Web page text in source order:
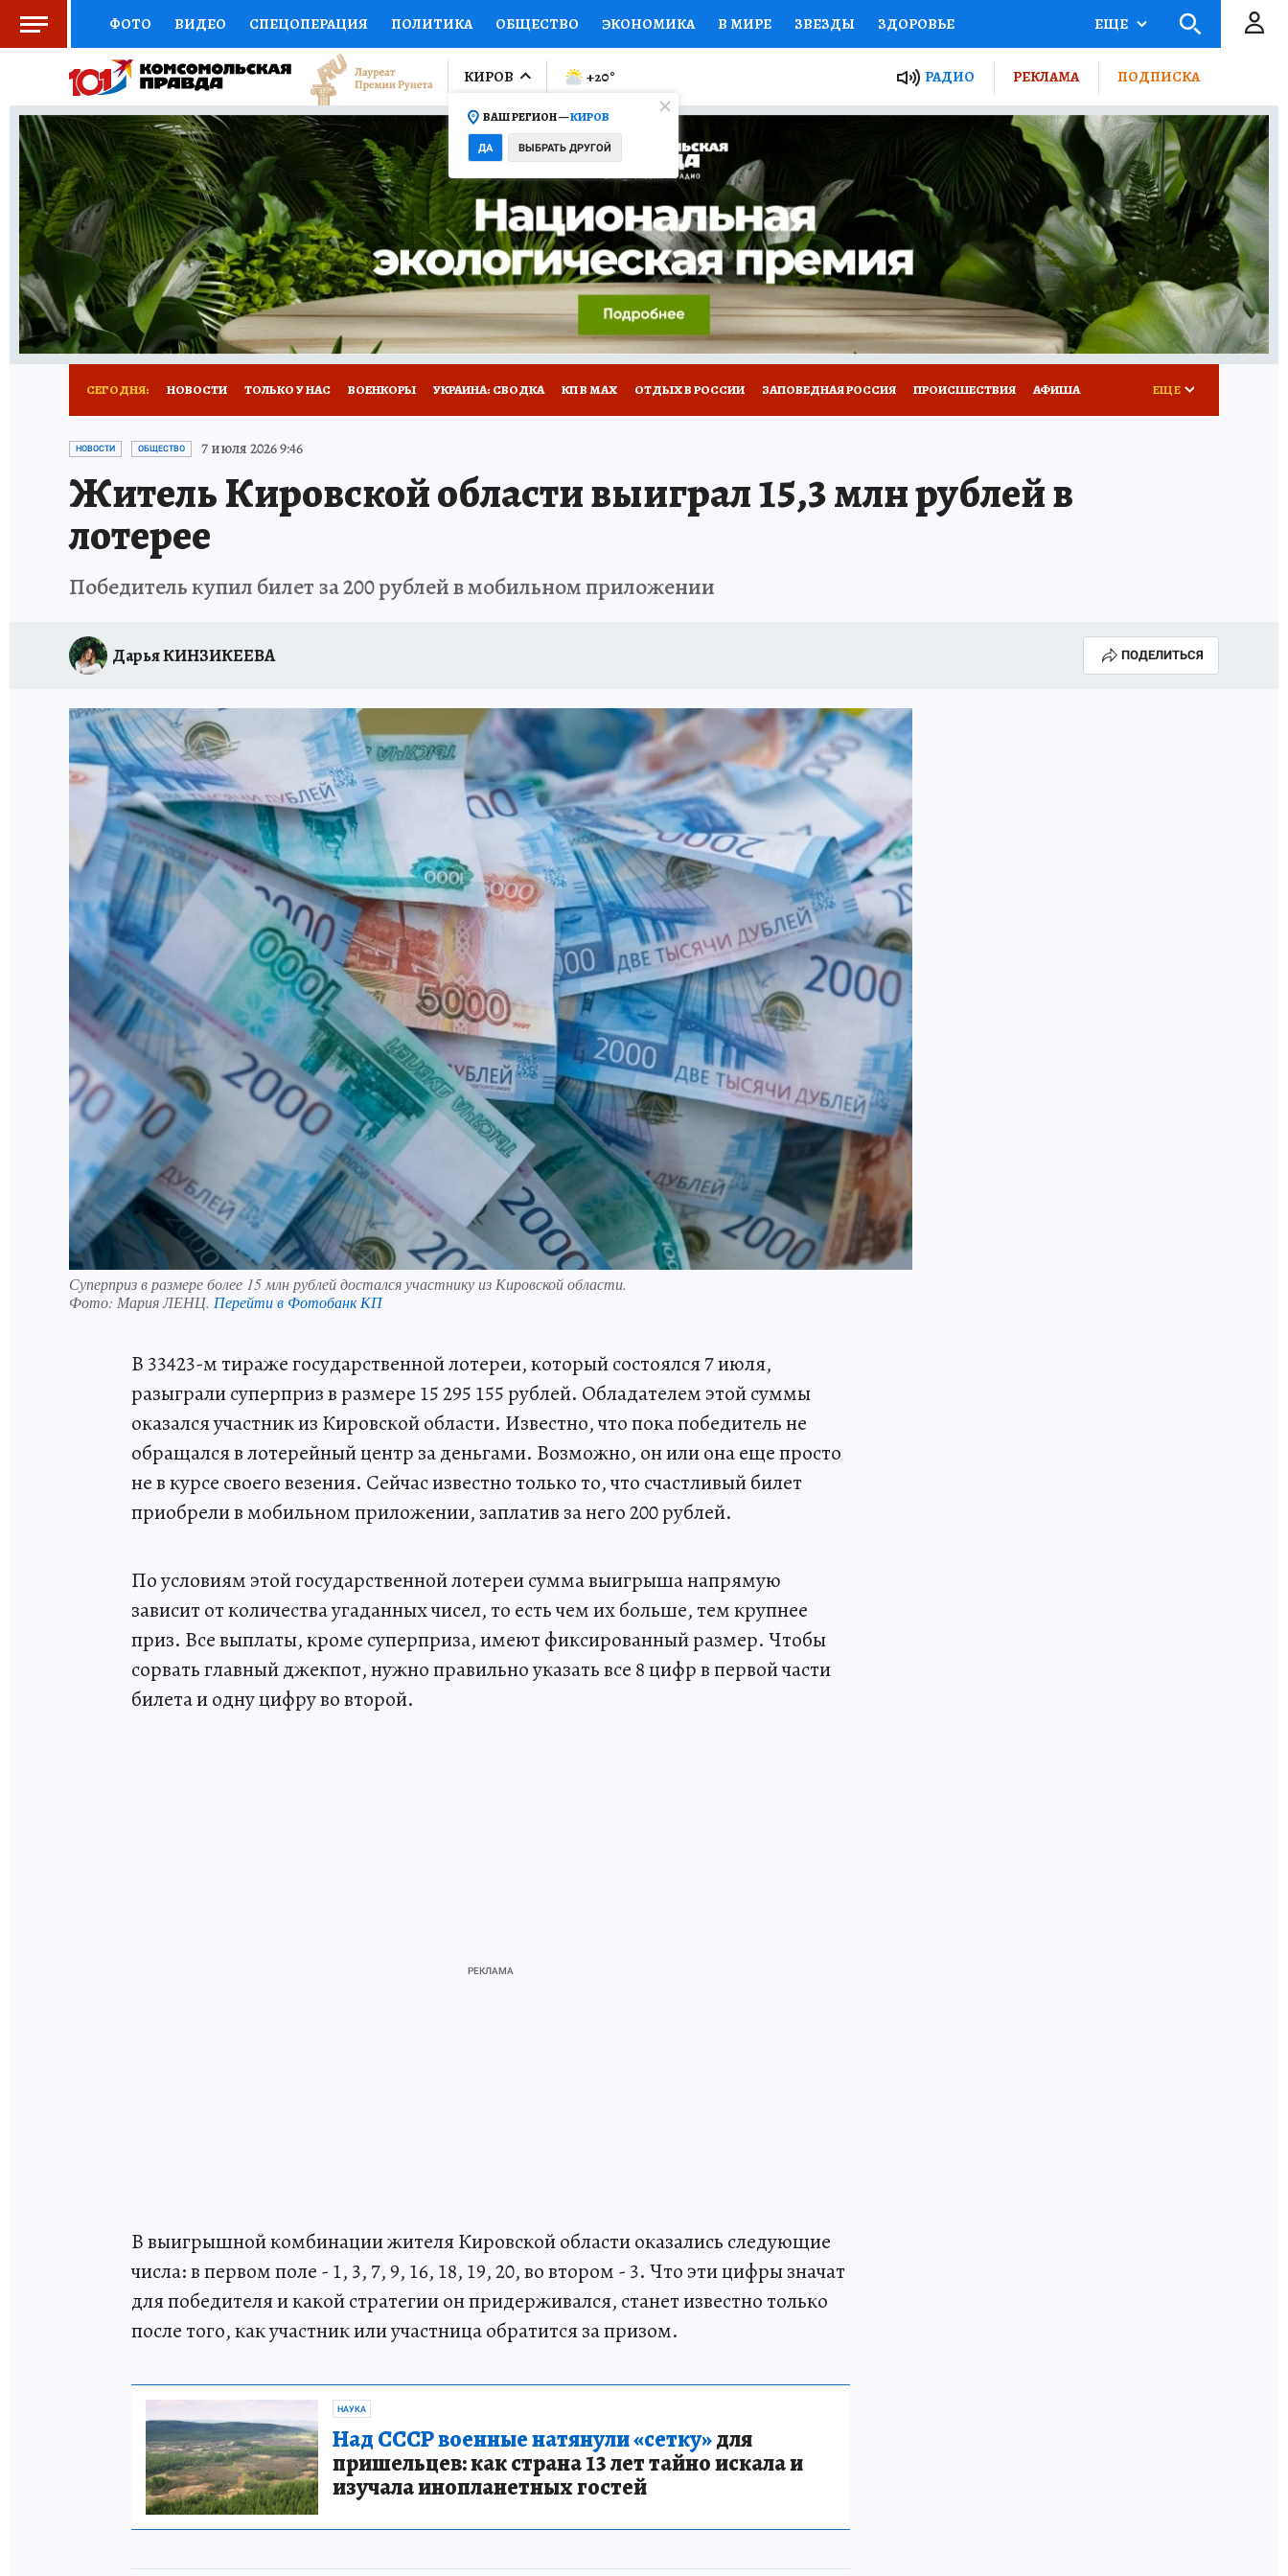
ФОТО ВИДЕО СПЕЦОПЕРАЦИЯ ПОЛИТИКА ОБЩЕСТВО ЭКОНОМИКА В МИРЕ ЗВЕЗДЫ ЗДОРОВЬЕ
СОЦПОДДЕРЖКА НАУКА СПОРТ КОЛУМНИСТЫ ПРОИСШЕСТВИЯ НАЦИОНАЛЬНЫЕ ПРОЕКТЫ РОССИИ
ВЫБОР ЭКСПЕРТОВ ДОКТОР ФИНАНСЫ ОТКРЫВАЕМ МИР Я ЗНАЮ СЕМЬЯ ЖЕНСКИЕ СЕКРЕТЫ ПУТЕВОДИТЕЛЬ
КНИЖНАЯ ПОЛКА ПРОГНОЗЫ НА СПОРТ ПРОМОКОДЫ СЕРИАЛЫ СПЕЦПРОЕКТЫ ДЕФИЦИТ ЖЕЛЕЗА ТУРИЗМ
ПРЕСС-ЦЕНТР НЕДВИЖИМОСТЬ ТЕЛЕВИЗОР КОЛЛЕКЦИИ КОНКУРСЫ РАБОТА У НАС ГИД ПОТРЕБИТЕЛЯ ВСЕ О КП
РАДИО КП РЕКЛАМА ТЕСТЫ НОВОЕ НА САЙТЕ
ЕЩЕ
КИРОВ
ВАШ РЕГИОН —КИРОВ
ДА ВЫБРАТЬ ДРУГОЙ
+20° РАДИО РЕКЛАМА ПОДПИСКА
СЕГОДНЯ: НОВОСТИ ТОЛЬКО У НАС ВОЕНКОРЫ УКРАИНА: СВОДКА КП В МАХ ОТДЫХ В РОССИИ ЗАПОВЕДНАЯ РОССИЯ ПРОИСШЕСТВИЯ АФИША
ВЯТСКАЯ КУХНЯ ИСПЫТАНО НА СЕБЕ
ЕЩЕ
НОВОСТИ ОБЩЕСТВО 7 июля 2026 9:46
Житель Кировской области выиграл 15,3 млн рублей в
лотерее
Победитель купил билет за 200 рублей в мобильном приложении
Дарья КИНЗИКЕЕВА ПОДЕЛИТЬСЯ
Суперприз в размере более 15 млн рублей достался участнику из Кировской области.
Фото: Мария ЛЕНЦ. Перейти в Фотобанк КП
В 33423-м тираже государственной лотереи, который состоялся 7 июля,
разыграли суперприз в размере 15 295 155 рублей. Обладателем этой суммы
оказался участник из Кировской области. Известно, что пока победитель не
обращался в лотерейный центр за деньгами. Возможно, он или она еще просто
не в курсе своего везения. Сейчас известно только то, что счастливый билет
приобрели в мобильном приложении, заплатив за него 200 рублей.
По условиям этой государственной лотереи сумма выигрыша напрямую
зависит от количества угаданных чисел, то есть чем их больше, тем крупнее
приз. Все выплаты, кроме суперприза, имеют фиксированный размер. Чтобы
сорвать главный джекпот, нужно правильно указать все 8 цифр в первой части
билета и одну цифру во второй.
В выигрышной комбинации жителя Кировской области оказались следующие
числа: в первом поле - 1, 3, 7, 9, 16, 18, 19, 20, во втором - 3. Что эти цифры значат
для победителя и какой стратегии он придерживался, станет известно только
после того, как участник или участница обратится за призом.
НАУКА
Над СССР военные натянули «сетку»для
пришельцев: как страна 13 лет тайно искала и
изучала инопланетных гостей